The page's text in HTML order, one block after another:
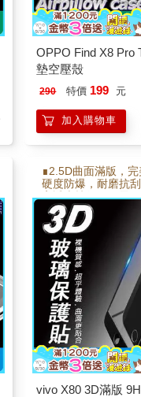
OPPO Find X8 Pro
墊空壓殼
290 特價 199 元
加入購物車
∎2.5D曲面滿版，
硬度防爆，耐磨抗
高透光技術 ∎靜電
合 ∎電鍍疏水疏油
順
vivo X80 3D滿版